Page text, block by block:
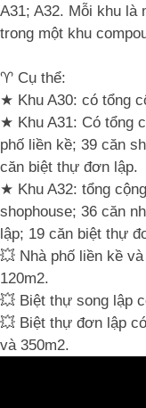
A31; A32. Mỗi khu là
trong một khu
♈ Cụ thể:
★ Khu A30: có tổng
★ Khu A31: Có tổng
phố liền kề; 39 căn
căn biệt thự đơn lập.
★ Khu A32: tổng
shophouse; 36 căn
lập; 19 căn biệt thự
💥 Nhà phố liền kề
120m2.
💥 Biệt thự song lập
💥 Biệt thự đơn lập
và 350m2.